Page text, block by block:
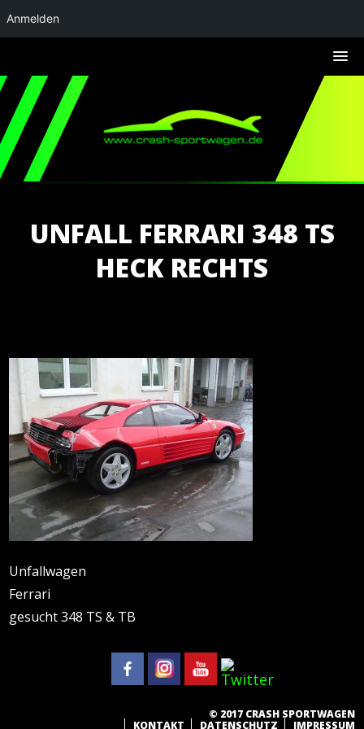
UNFALL FERRARI 348 TS
HECK RECHTS
Unfallwagen
Ferrari
gesucht 348 TS & TB
© 2017 CRASH SPORTWAGEN
KONTAKT
DATENSCHUTZ IMPRESSUM
Anmelden